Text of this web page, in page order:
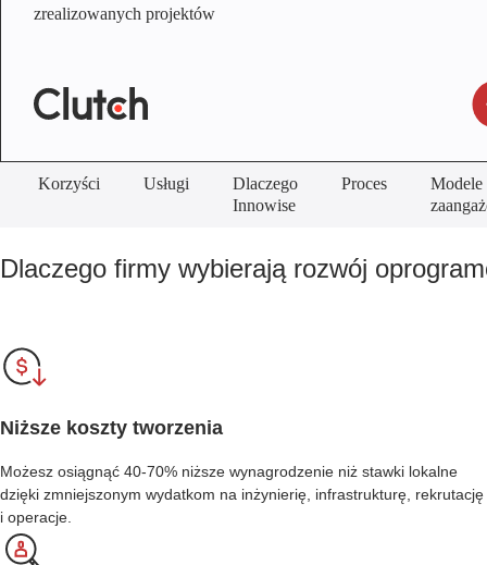
zrealizowanych projektów
Korzyści Usługi
Dlaczego
Innowise
Proces
Modele
Dlaczego firmy wybierają rozwój
Niższe koszty tworzenia
Możesz osiągnąć 40-70% niższe wynagrodzenie niż stawki lokalne
dzięki zmniejszonym wydatkom na inżynierię, infrastrukturę, rekrutację
i operacje.